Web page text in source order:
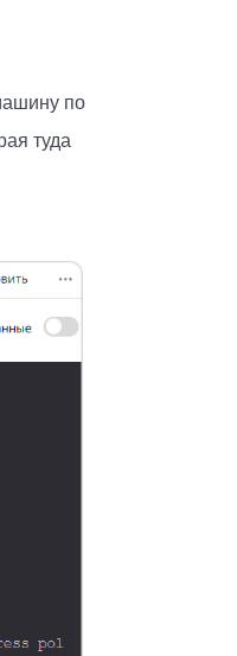
по
туда